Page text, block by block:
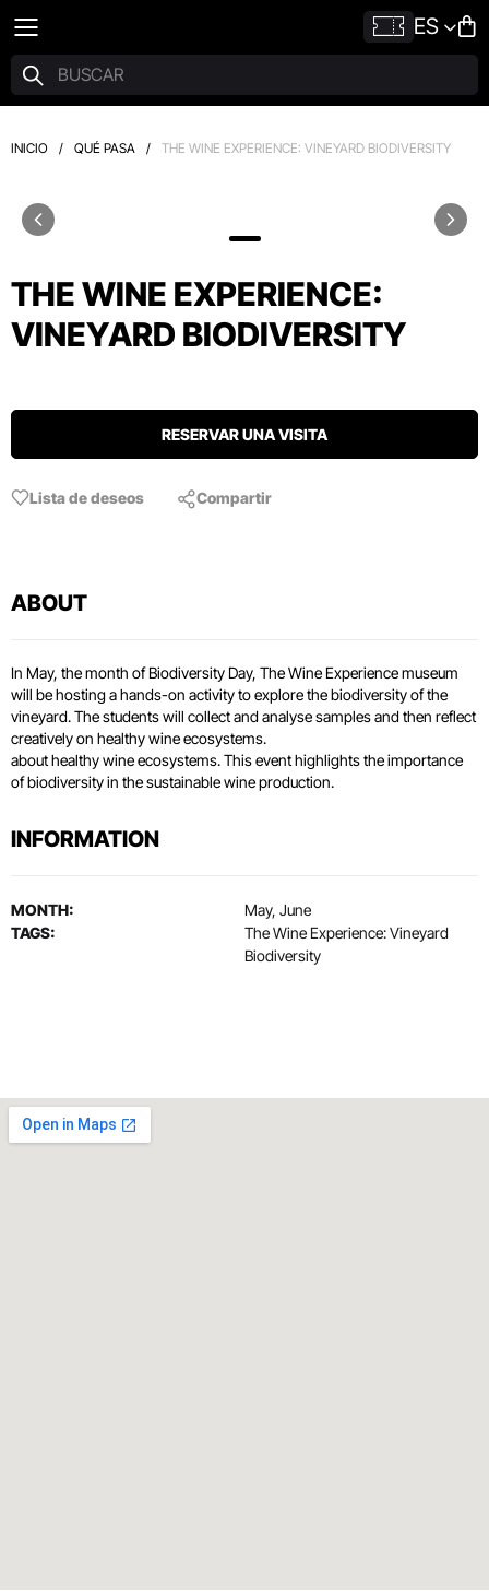
ES
INICIO / QUÉ PASA / THE WINE EXPERIENCE: VINEYARD BIODIVERSITY
THE WINE EXPERIENCE:
VINEYARD BIODIVERSITY
RESERVAR UNA VISITA
Lista de deseos Compartir
ABOUT
In May, the month of Biodiversity Day, The Wine Experience museum
will be hosting a hands-on activity to explore the biodiversity of the
vineyard. The students will collect and analyse samples and then reflect
creatively on healthy wine ecosystems.
about healthy wine ecosystems. This event highlights the importance
of biodiversity in the sustainable wine production.
INFORMATION
MONTH:
May, June
TAGS:
The Wine Experience: Vineyard
Biodiversity